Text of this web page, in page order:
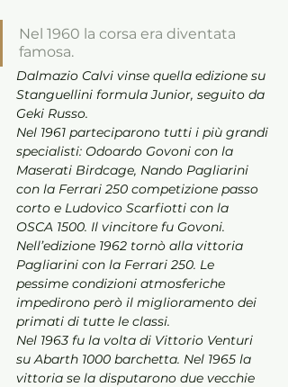
Nel 1960 la corsa era diventata
famosa.
Dalmazio Calvi vinse quella edizione su
Stanguellini formula Junior, seguito da
Geki Russo.
Nel 1961 parteciparono tutti i più grandi
specialisti: Odoardo Govoni con la
Maserati Birdcage, Nando Pagliarini
con la Ferrari 250 competizione passo
corto e Ludovico Scarfiotti con la
OSCA 1500. Il vincitore fu Govoni.
Nell’edizione 1962 tornò alla vittoria
Pagliarini con la Ferrari 250. Le
pessime condizioni atmosferiche
impedirono però il miglioramento dei
primati di tutte le classi.
Nel 1963 fu la volta di Vittorio Venturi
su Abarth 1000 barchetta. Nel 1965 la
vittoria se la disputarono due vecchie